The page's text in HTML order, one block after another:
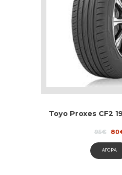
Toyo Proxes CF2
95€
95€.
80
ΑΓΟΡΑ